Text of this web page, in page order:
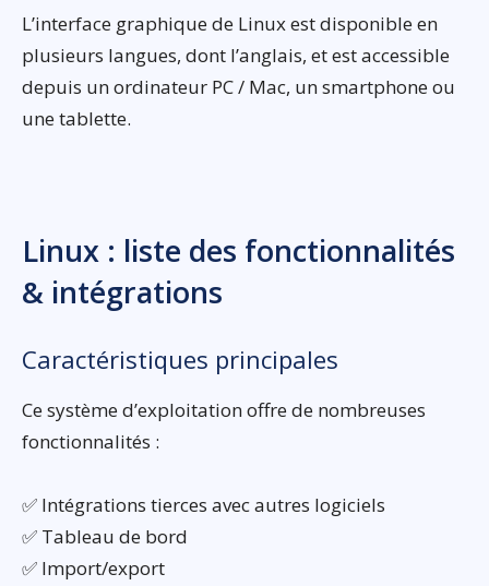
L’interface graphique de Linux est disponible en
plusieurs langues, dont l’anglais, et est accessible
depuis un ordinateur PC / Mac, un smartphone ou
une tablette.
Linux : liste des fonctionnalités
& intégrations
Caractéristiques principales
Ce système d’exploitation offre de nombreuses
fonctionnalités :
✅ Intégrations tierces avec autres logiciels
✅ Tableau de bord
✅ Import/export